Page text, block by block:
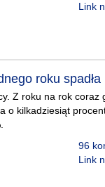
Link
roku spadła
Z roku na rok coraz
o kilkadziesiąt
96
Link